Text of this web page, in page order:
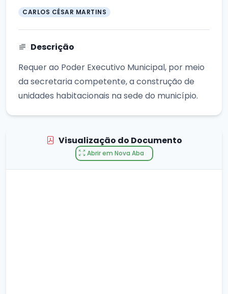
CARLOS CÉSAR MARTINS
Descrição
Requer ao Poder Executivo Municipal, por meio
da secretaria competente, a construção de
unidades habitacionais na sede do município.
Visualização do Documento
Abrir em Nova Aba